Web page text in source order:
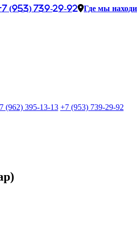
(953) 739-29-92
Где мы
(962) 395-13-13 +7 (953) 739-29-92